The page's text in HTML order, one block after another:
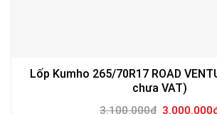
Lốp Kumho 265/70R17 ROAD
chưa VAT)
3.100.000₫ Giá
3.000.000